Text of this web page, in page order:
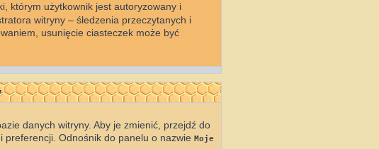
którym użytkownik jest autoryzowany i
witryny – śledzenia przeczytanych i
usunięcie ciasteczek może być
danych witryny. Aby je zmienić, przejdź do
preferencji. Odnośnik do panelu o nazwie Moje